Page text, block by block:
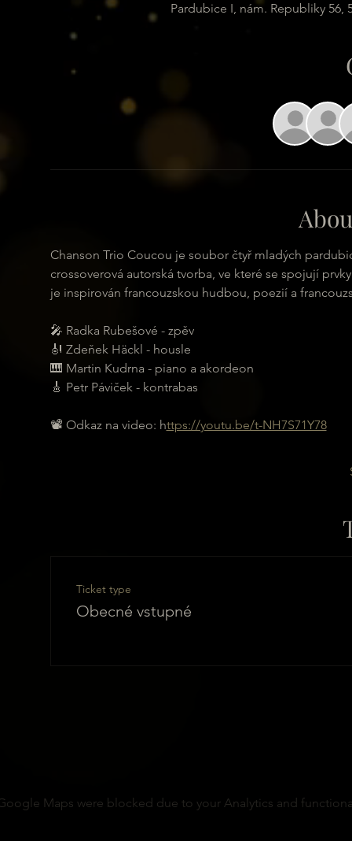
Pardubice I, nám. Republiky 56,
Chanson Trio Coucou je soubor čtyř mladých
crossoverová autorská tvorba, ve které se spojují
je inspirován francouzskou hudbou, poezií a
🎤 Radka Rubešové - zpěv
🎻 Zdeňek Häckl - housle
🎹 Martin Kudrna - piano a akordeon
🎸 Petr Páviček - kontrabas
📽 Odkaz na video: https://youtu.be/t-NH7S71Y78
Ticket type
Obecné vstupné
Maps were blocked due to your Analytics and